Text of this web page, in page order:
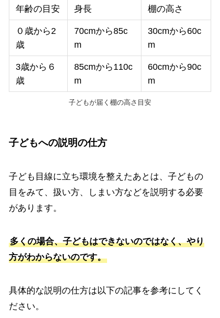
年齢の目安 身長 棚の高さ
０歳から2
歳
70cmから85c
m
30cmから60c
m
3歳から６
歳
85cmから110c
m
60cmから90c
m
子どもが届く棚の高さ目安
子どもへの説明の仕方
子ども目線に立ち環境を整えたあとは、子どもの
目をみて、扱い方、しまい方などを説明する必要
があります。
多くの場合、子どもはできないのではなく、やり
方がわからないのです。
具体的な説明の仕方は以下の記事を参考にしてく
ださい。